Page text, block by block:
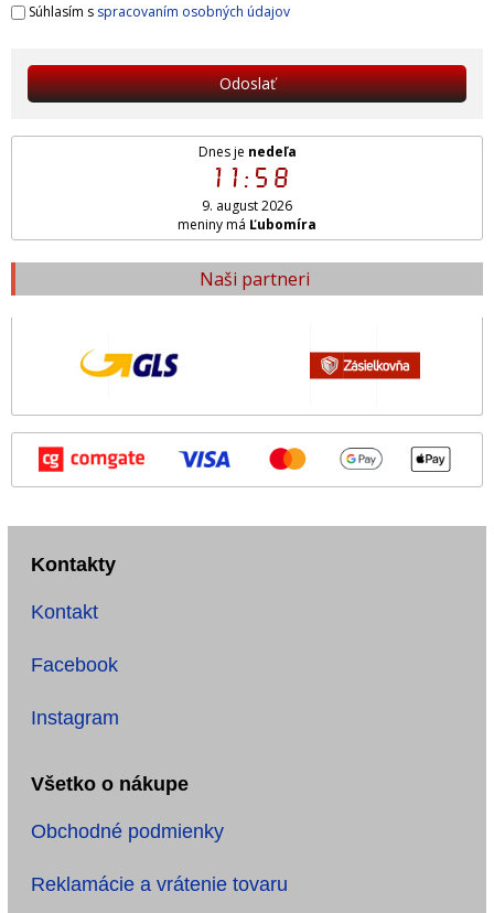
Súhlasím s spracovaním osobných údajov
Odoslať
Dnes je nedeľa
11:58
9. august 2026
meniny má Ľubomíra
Naši partneri
Kontakty
Kontakt
Facebook
Instagram
Všetko o nákupe
Obchodné podmienky
Reklamácie a vrátenie tovaru